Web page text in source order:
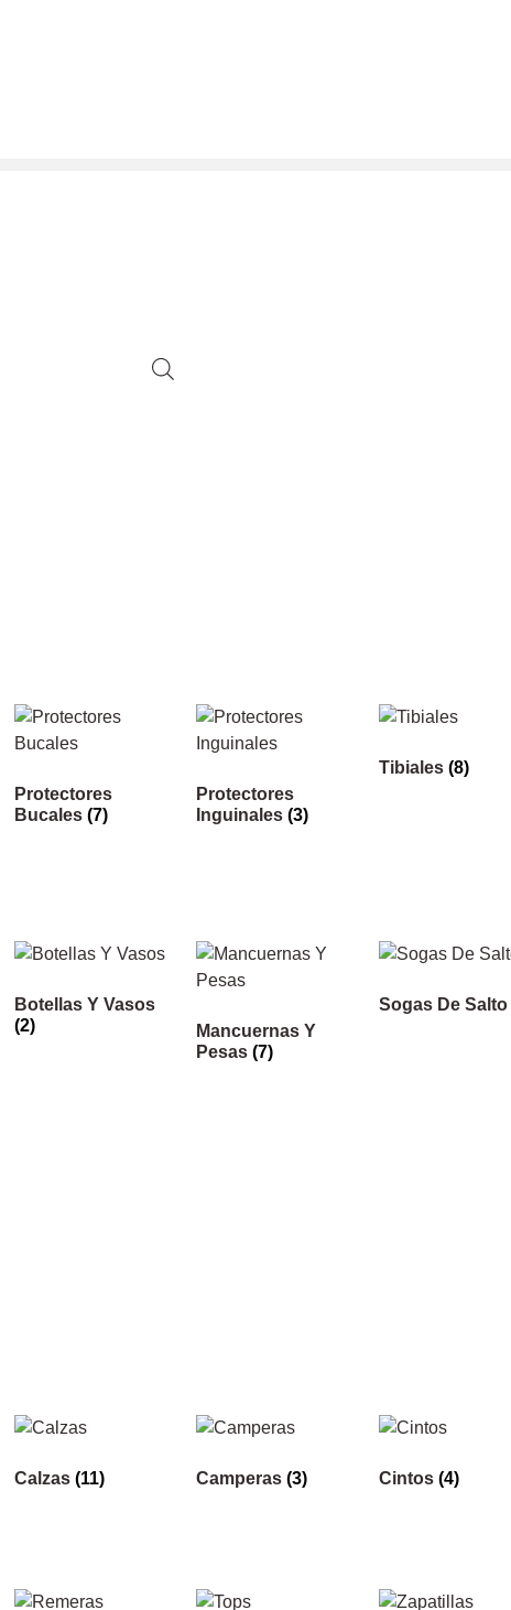
Protectores
Bucales (7)
Protectores
Inguinales (3)
Tibiales (8)
Botellas Y Vasos
(2)
Mancuernas Y
Pesas (7)
Sogas De Salto
Calzas (11) Camperas (3) Cintos (4)